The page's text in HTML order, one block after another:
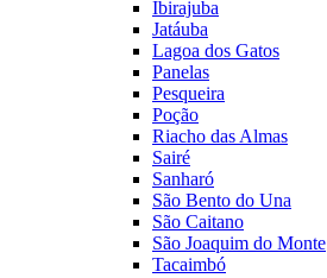
Ibirajuba
Jatáuba
Lagoa dos Gatos
Panelas
Pesqueira
Poção
Riacho das Almas
Sairé
Sanharó
São Bento do Una
São Caitano
São Joaquim do Monte
Tacaimbó